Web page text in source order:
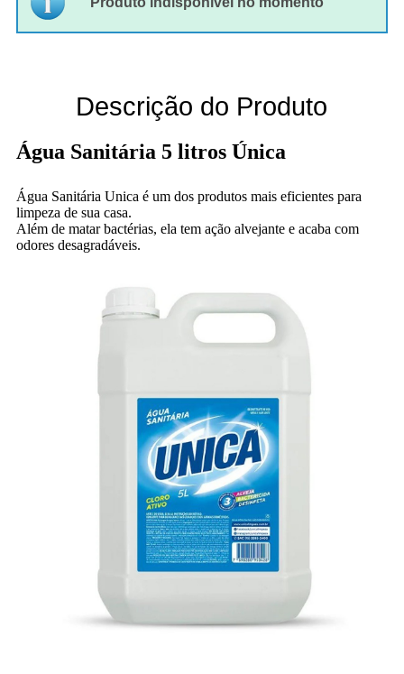
Descrição do Produto
Água Sanitária 5 litros Única
Água Sanitária Unica é um dos produtos mais eficientes para
limpeza de sua casa.
Além de matar bactérias, ela tem ação alvejante e acaba com
odores desagradáveis.